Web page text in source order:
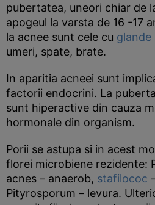
pubertatea, uneori chiar de
apogeul la varsta de 16 -17
la acnee sunt cele cu glande
umeri, spate, brate.
In aparitia acneei sunt
factorii endocrini. La
sunt hiperactive din cauza
hormonale din organism.
Porii se astupa si in acest
florei microbiene rezidente:
acnes – anaerob, stafilococ
Pityrosporum – levura.